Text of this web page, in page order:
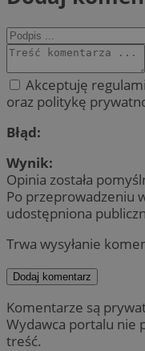
Akceptuję
oraz politykę
Błąd:
Wynik:
Opinia została
Po przeprowadzeniu
udostępniona
Trwa wysyłanie
Dodaj komentarz
Komentarze są
Wydawca portalu nie
treść.